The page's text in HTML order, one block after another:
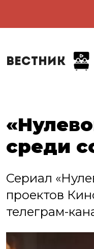
ВЕСТНИК
среди
Сериал
проектов
телеграм-